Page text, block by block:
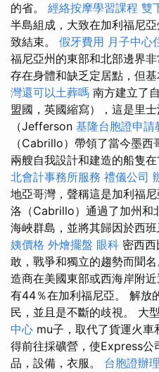
的省。 經絡按摩學習課程 雙
半島組成，大致在加利福尼
致結束。 假牙費用 月子中心
福尼亞州的東部和北部邊界
存在身體和缺乏定居點，但
灣還可以土葬嗎 南方建立了
盟國，英國縮寫），這是里
（Jefferson 基隆台胞證申請
（Cabrillo）帶領了當今墨
兩艘自我設計和建造的船隻
北會計事務所服務 禮儀公司
地亞哥灣，聲稱這是加利福尼
洛（Cabrillo）通過了加州和
海峽群島，並將其歸因於西班
姨價格 外燴擺盤 眼科 密西
敢，戰爭和獨立的趨勢而聞
造商在美國東部或西海岸附
有44％在加利福尼亞。 解放
民，並且是不斷的歧視。 大
中心 mu子，取代了貨運火車
得前往採礦營，使Express公
品，設備，衣服。 台胞證辦理